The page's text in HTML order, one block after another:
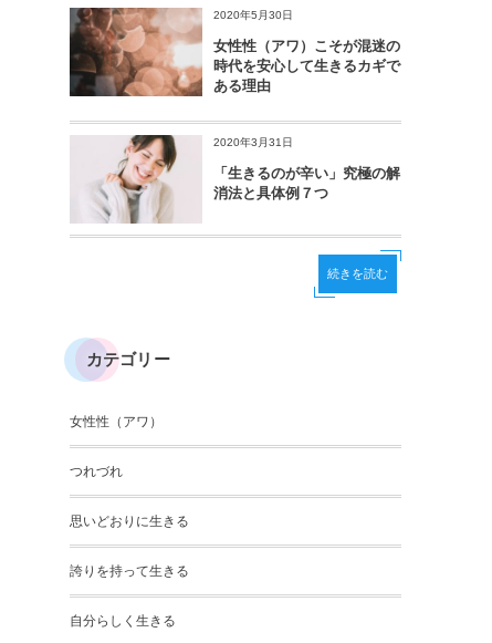
2020年5月30日
女性性（アワ）こそが混迷の
時代を安心して生きるカギで
ある理由
2020年3月31日
「生きるのが辛い」究極の解
消法と具体例７つ
続きを読む
カテゴリー
女性性（アワ）
つれづれ
思いどおりに生きる
誇りを持って生きる
自分らしく生きる